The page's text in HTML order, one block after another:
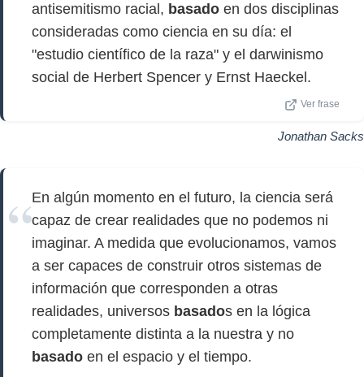
antisemitismo racial, basado en dos disciplinas
consideradas como ciencia en su día: el
"estudio científico de la raza" y el darwinismo
social de Herbert Spencer y Ernst Haeckel.
Ver frase
Jonathan Sacks
En algún momento en el futuro, la ciencia será
capaz de crear realidades que no podemos ni
imaginar. A medida que evolucionamos, vamos
a ser capaces de construir otros sistemas de
información que corresponden a otras
realidades, universos basados ​​en la lógica
completamente distinta a la nuestra y no
basado en el espacio y el tiempo.